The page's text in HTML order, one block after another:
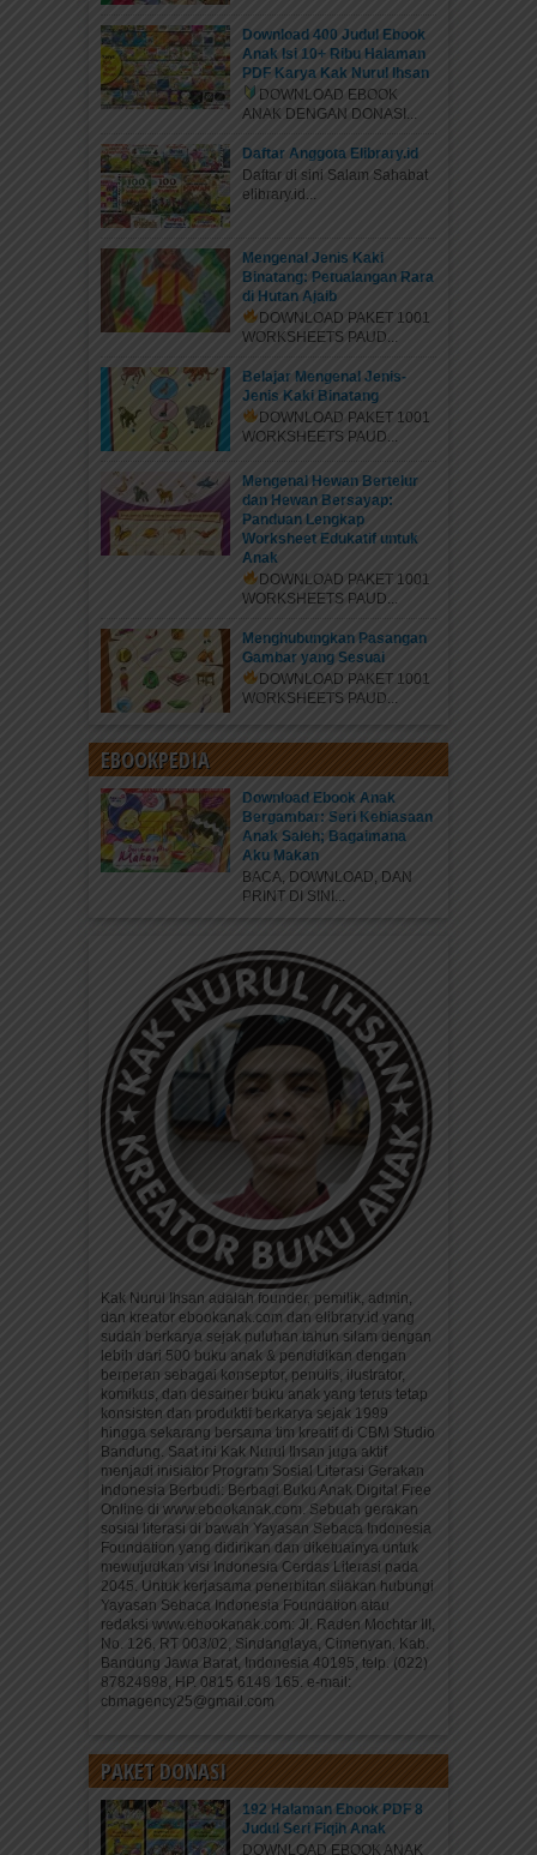
Download 400 Judul Ebook
Anak Isi 10+ Ribu Halaman
PDF Karya Kak Nurul Ihsan
DOWNLOAD EBOOK
ANAK DENGAN DONASI...
Daftar Anggota Elibrary.id
Daftar di sini Salam Sahabat
elibrary.id...
Mengenal Jenis Kaki
Binatang: Petualangan Rara
di Hutan Ajaib
DOWNLOAD PAKET 1001
WORKSHEETS PAUD...
Belajar Mengenal Jenis-
Jenis Kaki Binatang
DOWNLOAD PAKET 1001
WORKSHEETS PAUD...
Mengenal Hewan Bertelur
dan Hewan Bersayap:
Panduan Lengkap
Worksheet Edukatif untuk
Anak
DOWNLOAD PAKET 1001
WORKSHEETS PAUD...
Menghubungkan Pasangan
Gambar yang Sesuai
DOWNLOAD PAKET 1001
WORKSHEETS PAUD...
EBOOKPEDIA
Download Ebook Anak
Bergambar: Seri Kebiasaan
Anak Saleh; Bagaimana
Aku Makan
BACA, DOWNLOAD, DAN
PRINT DI SINI...
Kak Nurul Ihsan adalah founder, pemilik, admin,
dan kreator ebookanak.com dan elibrary.id yang
sudah berkarya sejak puluhan tahun silam dengan
lebih dari 500 buku anak & pendidikan dengan
berperan sebagai konseptor, penulis, ilustrator,
komikus, dan desainer buku anak yang terus tetap
konsisten dan produktif berkarya sejak 1999
hingga sekarang bersama tim kreatif di CBM Studio
Bandung. Saat ini Kak Nurul Ihsan juga aktif
menjadi inisiator Program Sosial Literasi Gerakan
Indonesia Berbudi: Berbagi Buku Anak Digital Free
Online di www.ebookanak.com. Sebuah gerakan
sosial literasi di bawah Yayasan Sebaca Indonesia
Foundation yang didirikan dan diketuainya untuk
mewujudkan visi Indonesia Cerdas Literasi pada
2045. Untuk kerjasama penerbitan silakan hubungi
Yayasan Sebaca Indonesia Foundation atau
redaksi www.ebookanak.com: Jl. Raden Mochtar III,
No. 126, RT 003/02, Sindanglaya, Cimenyan, Kab.
Bandung Jawa Barat, Indonesia 40195, telp. (022)
87824898, HP. 0815 6148 165. e-mail:
cbmagency25@gmail.com
PAKET DONASI
192 Halaman Ebook PDF 8
Judul Seri Fiqih Anak
DOWNLOAD EBOOK ANAK